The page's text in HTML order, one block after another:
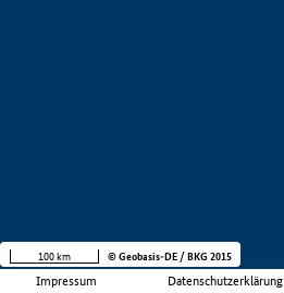
Impressum Datenschutzerklärung
100 km © Geobasis-DE / BKG 2015